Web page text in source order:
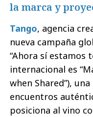
la marca y
Tango, agencia
nueva campaña
“Ahora sí estamos
internacional es
when Shared”),
encuentros
posiciona al vino